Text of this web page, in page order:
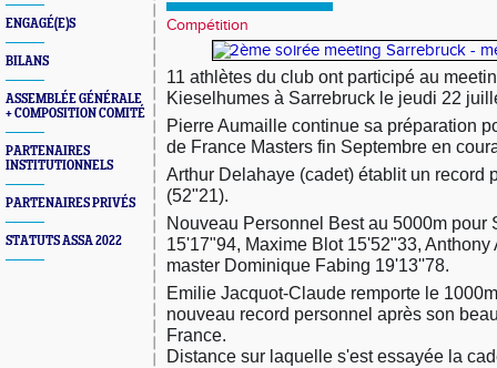
ENGAGÉ(E)S
BILANS
ASSEMBLÉE GÉNÉRALE
+ COMPOSITION COMITÉ
PARTENAIRES
INSTITUTIONNELS
PARTENAIRES PRIVÉS
STATUTS ASSA 2022
Compétition
11 athlètes du club ont participé au
Kieselhumes à Sarrebruck le jeudi 22
Pierre Aumaille continue sa préparation
de France Masters fin Septembre en
Arthur Delahaye (cadet) établit un record
(52"21).
Nouveau Personnel Best au 5000m pour
15'17"94, Maxime Blot 15'52"33, Anthony
master Dominique Fabing 19'13''78.
Emilie Jacquot-Claude remporte le
nouveau record personnel après son
France.
Distance sur laquelle s'est essayée la